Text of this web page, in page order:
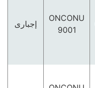
ONCONU
9001
إجبارى